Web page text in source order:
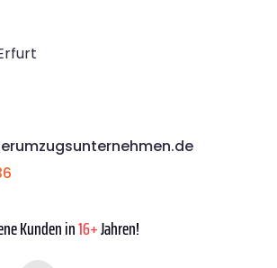
Kunden in16+Jahren!